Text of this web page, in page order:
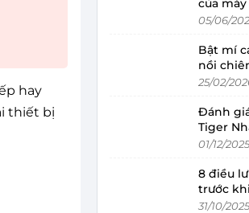
hay
thiết bị
của
trực tiếp
05/06/
Bật mí
nồi
đúng
25/02/
Đánh
Tiger
tốt
01/12/2025
8 điều
trước
sóng
31/10/2025